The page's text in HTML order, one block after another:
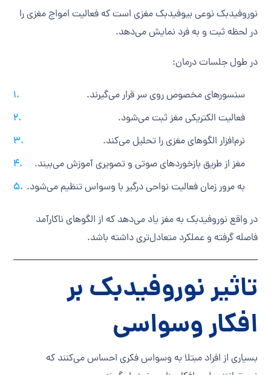
نوروفیدبک نوعی بیوفیدبک مغزی است که فعالیت امواج مغزی را
در لحظه ثبت و به فرد نمایش می‌دهد.
در طول جلسات درمان:
سنسورهای مخصوص روی سر قرار می‌گیرند.
فعالیت الکتریکی مغز ثبت می‌شود.
نرم‌افزار الگوهای مغزی را تحلیل می‌کند.
مغز از طریق بازخوردهای صوتی و تصویری آموزش می‌بیند.
به مرور زمان فعالیت نواحی درگیر با وسواس تنظیم می‌شود.
در واقع نوروفیدبک به مغز یاد می‌دهد که از الگوهای ناکارآمد
فاصله گرفته و عملکرد متعادل‌تری داشته باشد.
تاثیر نوروفیدبک بر
افکار وسواسی
بسیاری از افراد مبتلا به وسواس فکری احساس می‌کنند که